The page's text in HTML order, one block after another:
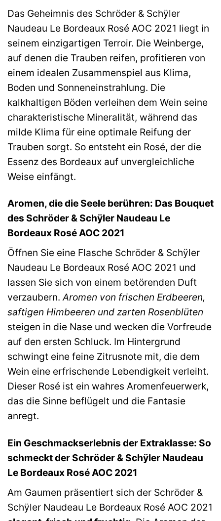
Das Geheimnis des Schröder & Schÿler
Naudeau Le Bordeaux Rosé AOC 2021 liegt in
seinem einzigartigen Terroir. Die Weinberge,
auf denen die Trauben reifen, profitieren von
einem idealen Zusammenspiel aus Klima,
Boden und Sonneneinstrahlung. Die
kalkhaltigen Böden verleihen dem Wein seine
charakteristische Mineralität, während das
milde Klima für eine optimale Reifung der
Trauben sorgt. So entsteht ein Rosé, der die
Essenz des Bordeaux auf unvergleichliche
Weise einfängt.
Aromen, die die Seele berühren: Das Bouquet
des Schröder & Schÿler Naudeau Le
Bordeaux Rosé AOC 2021
Öffnen Sie eine Flasche Schröder & Schÿler
Naudeau Le Bordeaux Rosé AOC 2021 und
lassen Sie sich von einem betörenden Duft
verzaubern.Aromen von frischen Erdbeeren,
saftigen Himbeeren und zarten Rosenblüten
steigen in die Nase und wecken die Vorfreude
auf den ersten Schluck. Im Hintergrund
schwingt eine feine Zitrusnote mit, die dem
Wein eine erfrischende Lebendigkeit verleiht.
Dieser Rosé ist ein wahres Aromenfeuerwerk,
das die Sinne beflügelt und die Fantasie
anregt.
Ein Geschmackserlebnis der Extraklasse: So
schmeckt der Schröder & Schÿler Naudeau
Le Bordeaux Rosé AOC 2021
Am Gaumen präsentiert sich der Schröder &
Schÿler Naudeau Le Bordeaux Rosé AOC 2021